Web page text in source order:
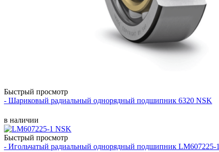
Быстрый просмотр
- Шариковый радиальный однорядный подшипник 6320 NSK
в наличии
Быстрый просмотр
- Игольчатый радиальный однорядный подшипник LM607225-